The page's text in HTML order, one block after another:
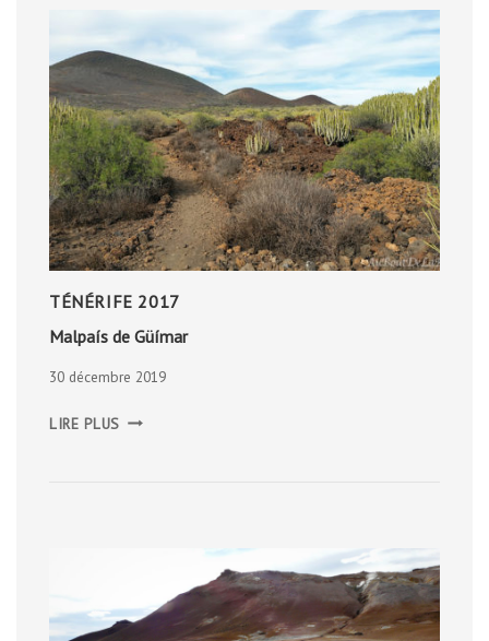
TÉNÉRIFE 2017
Malpaís de Güímar
30 décembre 2019
LIRE PLUS